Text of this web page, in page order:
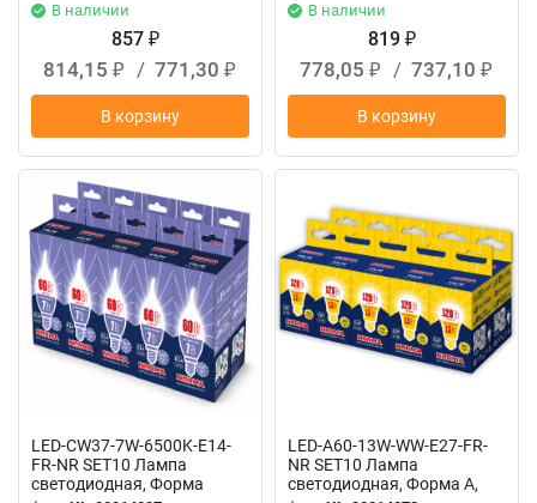
В наличии
857 ₽
814,15 ₽ / 771,30 ₽
В корзину
В наличии
819 ₽
778,05 ₽ / 737,10 ₽
В корзину
LED-CW37-7W-6500K-E14-
FR-NR SET10 Лампа
светодиодная, Форма
LED-A60-13W-WW-E27-FR-
NR SET10 Лампа
светодиодная, Форма A,